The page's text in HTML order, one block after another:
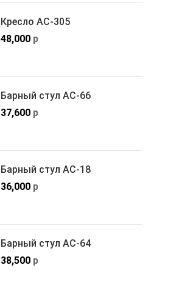
Кресло АС-305
48,000 р
Барный стул АС-66
37,600 р
Барный стул АС-18
36,000 р
Барный стул АС-64
38,500 р